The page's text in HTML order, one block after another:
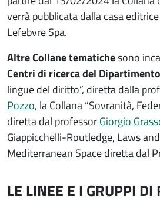
verrà pubblicata dalla casa
Lefebvre Spa.
Altre Collane tematichesono
Centri di ricerca del Dipartimento
lingue del diritto”, diretta dalla
Pozzo, la Collana “Sovranità,
diretta dal professorGiorgio
Giappicchelli-Routledge, Laws
Mediterranean Space diretta dal
LE LINEE E I GRUPPI DI